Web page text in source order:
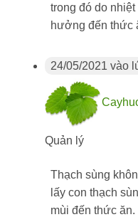
trong đó do
hưởng đến thức
24/05/2021 vào
Quản lý
Thạch sùng
lấy con thạch
mùi đến thức ăn.